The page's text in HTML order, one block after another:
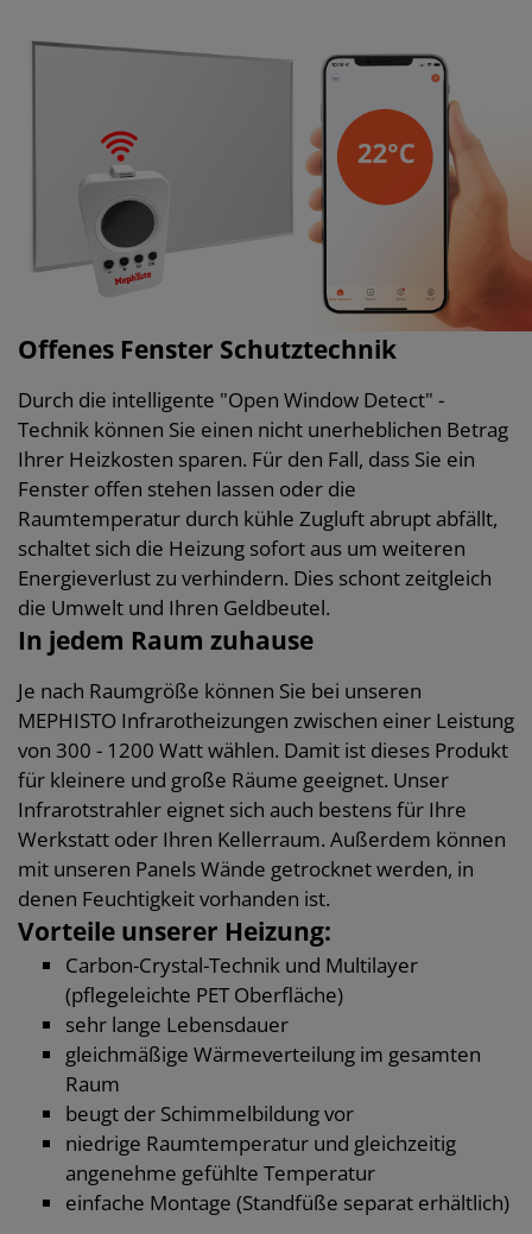
Offenes Fenster Schutztechnik
Durch die intelligente "Open Window Detect" -
Technik können Sie einen nicht unerheblichen Betrag
Ihrer Heizkosten sparen. Für den Fall, dass Sie ein
Fenster offen stehen lassen oder die
Raumtemperatur durch kühle Zugluft abrupt abfällt,
schaltet sich die Heizung sofort aus um weiteren
Energieverlust zu verhindern. Dies schont zeitgleich
die Umwelt und Ihren Geldbeutel.
In jedem Raum zuhause
Je nach Raumgröße können Sie bei unseren
MEPHISTO Infrarotheizungen zwischen einer Leistung
von 300 - 1200 Watt wählen. Damit ist dieses Produkt
für kleinere und große Räume geeignet. Unser
Infrarotstrahler eignet sich auch bestens für Ihre
Werkstatt oder Ihren Kellerraum. Außerdem können
mit unseren Panels Wände getrocknet werden, in
denen Feuchtigkeit vorhanden ist.
Vorteile unserer Heizung:
Carbon-Crystal-Technik und Multilayer
(pflegeleichte PET Oberfläche)
sehr lange Lebensdauer
gleichmäßige Wärmeverteilung im gesamten
Raum
beugt der Schimmelbildung vor
niedrige Raumtemperatur und gleichzeitig
angenehme gefühlte Temperatur
einfache Montage (Standfüße separat erhältlich)